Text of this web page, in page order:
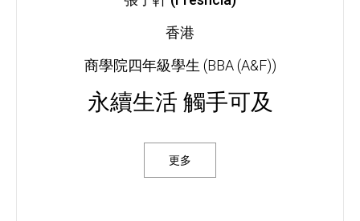
香港
商學院四年級學生 (BBA (A&F))
永續生活 觸手可及
更多